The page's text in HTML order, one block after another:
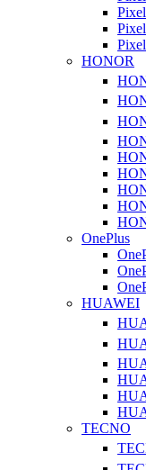
HONOR
OnePlus
HUAWEI
TECNO